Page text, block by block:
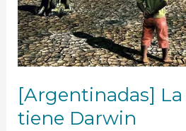
[Argentinadas]
tiene Darwin